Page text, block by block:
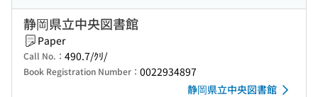
静岡県立中央図書館
Paper
Call No.： 490.7/ｸﾘ/
Book Registration Number： 0022934897
静岡県立中央図書館